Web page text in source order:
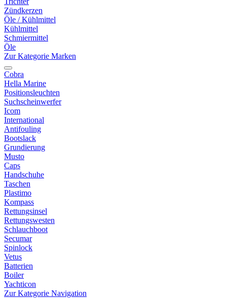
Zündkerzen
Öle / Kühlmittel
Kühlmittel
Schmiermittel
Öle
Zur Kategorie Marken
Cobra
Hella Marine
Positionsleuchten
Suchscheinwerfer
Icom
International
Antifouling
Bootslack
Grundierung
Musto
Caps
Handschuhe
Taschen
Plastimo
Kompass
Rettungsinsel
Rettungswesten
Schlauchboot
Secumar
Spinlock
Vetus
Batterien
Boiler
Yachticon
Zur Kategorie Navigation